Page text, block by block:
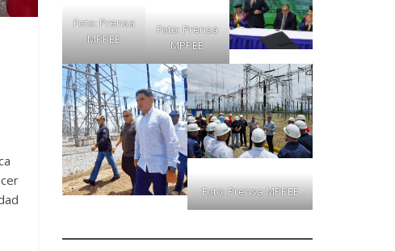
Foto: Prensa
MPPEE
Foto: Prensa
MPPEE
Foto: Prensa MPPEE